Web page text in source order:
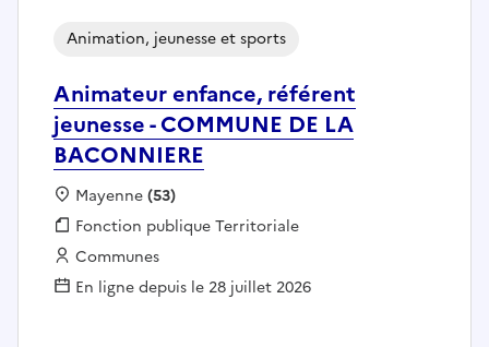
Animateur enfance, référent
jeunesse - COMMUNE DE LA
BACONNIERE
Animation, jeunesse et sports
Localisation :
Mayenne(53)
Fonction publique :
Fonction publique Territoriale
Employeur :
Communes
En ligne depuis le 28 juillet 2026